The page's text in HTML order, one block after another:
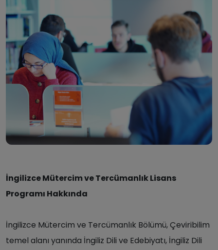
İngilizce Mütercim ve Tercümanlık Lisans
Programı Hakkında
İngilizce Mütercim ve Tercümanlık Bölümü, Çeviribilim
temel alanı yanında İngiliz Dili ve Edebiyatı, İngiliz Dili